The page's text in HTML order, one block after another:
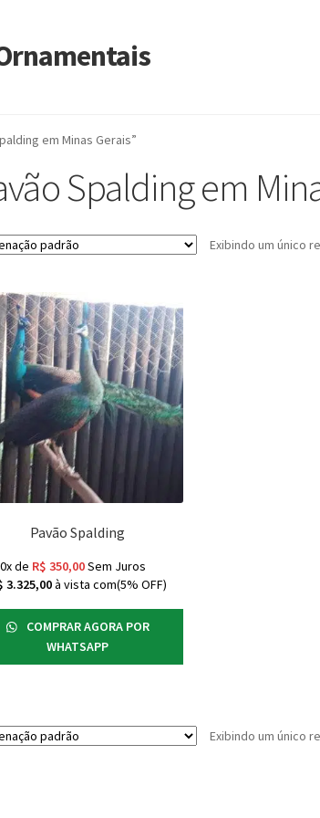
em Minas Gerais”
Spalding em
Exibindo um único
Pavão Spalding
de R$ 350,00Sem Juros
3.325,00à vista com(5% OFF)
COMPRAR AGORA POR
WHATSAPP
Exibindo um único